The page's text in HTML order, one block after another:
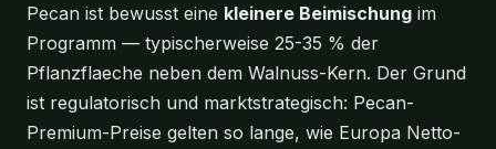
Pecan ist bewusst eine kleinere Beimischung im
Programm — typischerweise 25-35 % der
Pflanzflaeche neben dem Walnuss-Kern. Der Grund
ist regulatorisch und marktstrategisch: Pecan-
Premium-Preise gelten so lange, wie Europa Netto-